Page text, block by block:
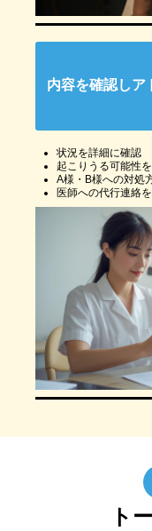
内容を確認しア
状況を詳細に確認
起こりうる可能性
A様・B様への対処
医師への代行連絡
ト